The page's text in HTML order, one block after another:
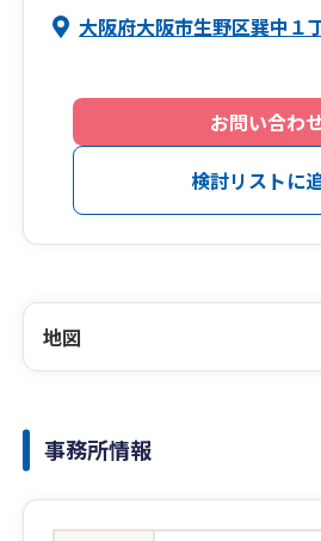
大阪府大阪市生野区巽中１
お問い合わ
検討リストに
地図
事務所情報